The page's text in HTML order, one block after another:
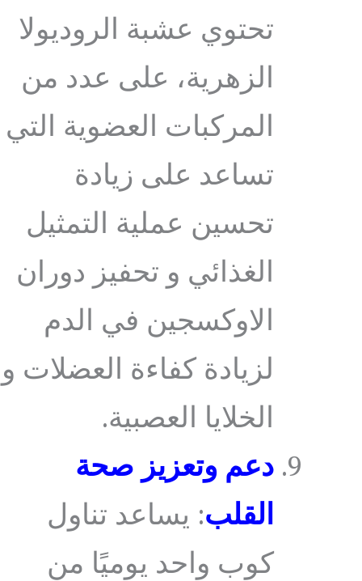
تحتوي عشبة الروديولا
الزهرية، على عدد من
المركبات العضوية التي
تساعد على زيادة
تحسين عملية التمثيل
الغذائي و تحفيز دوران
الاوكسجين في الدم
لزيادة كفاءة العضلات و
الخلايا العصبية.
دعم وتعزيز صحة
القلب: يساعد تناول
كوب واحد يوميًا من